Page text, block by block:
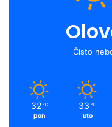
Čisto
32 ℃
pon
33 ℃
uto